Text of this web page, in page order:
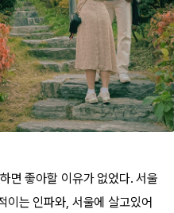
면 좋아할 이유가 없었다. 서울
이는 인파와, 서울에 살고있어